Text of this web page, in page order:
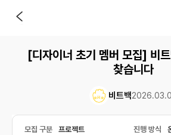
[디자이너 초기 멤버 모집] 비
찾습니다
비트백
모집 구분 프로젝트 진행 방식